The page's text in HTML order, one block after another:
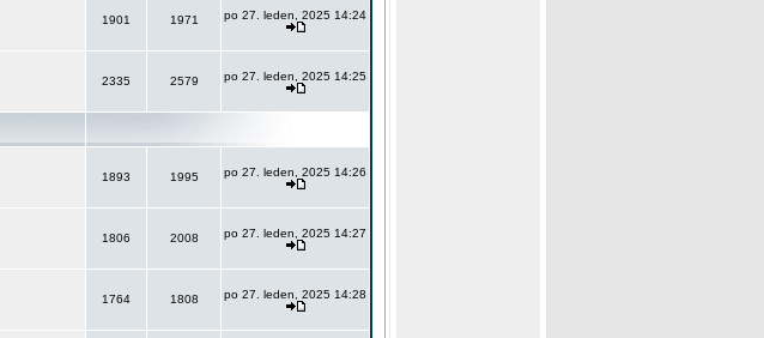
1901 1971 po 27. leden, 2025 14:24
2335 2579 po 27. leden, 2025 14:25
1893 1995 po 27. leden, 2025 14:26
1806 2008 po 27. leden, 2025 14:27
1764 1808 po 27. leden, 2025 14:28